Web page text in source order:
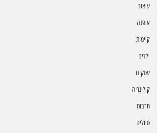
עיצוב
אופנה
קיימות
ילדים
עסקים
קולינריה
תרבות
טיולים